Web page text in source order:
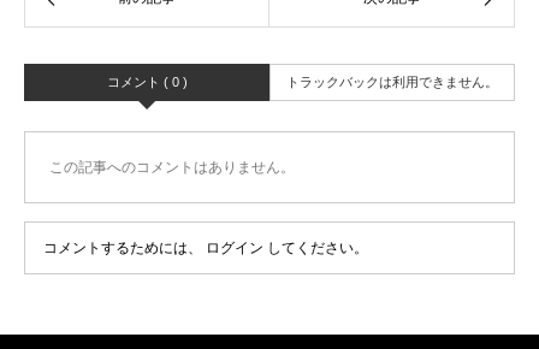
コメント ( 0 ) トラックバックは利用できません。
この記事へのコメントはありません。
コメントするためには、 ログイン してください。